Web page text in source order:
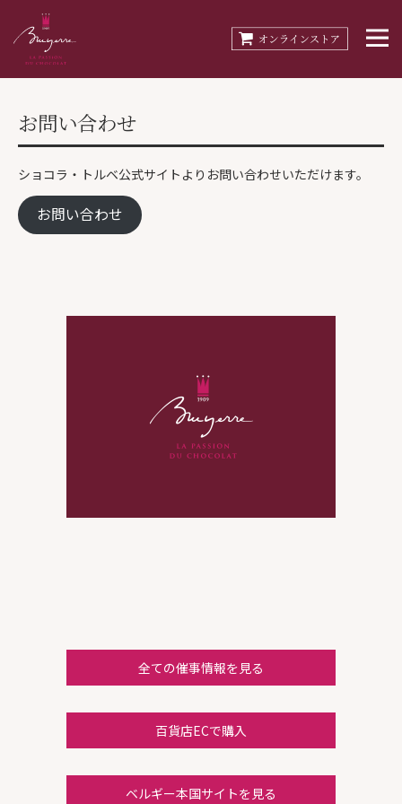
お問い合わせ
ショコラ・トルベ公式サイトよりお問い合わせいただけます。
お問い合わせ
全ての催事情報を見る
百貨店ECで購入
ベルギー本国サイトを見る